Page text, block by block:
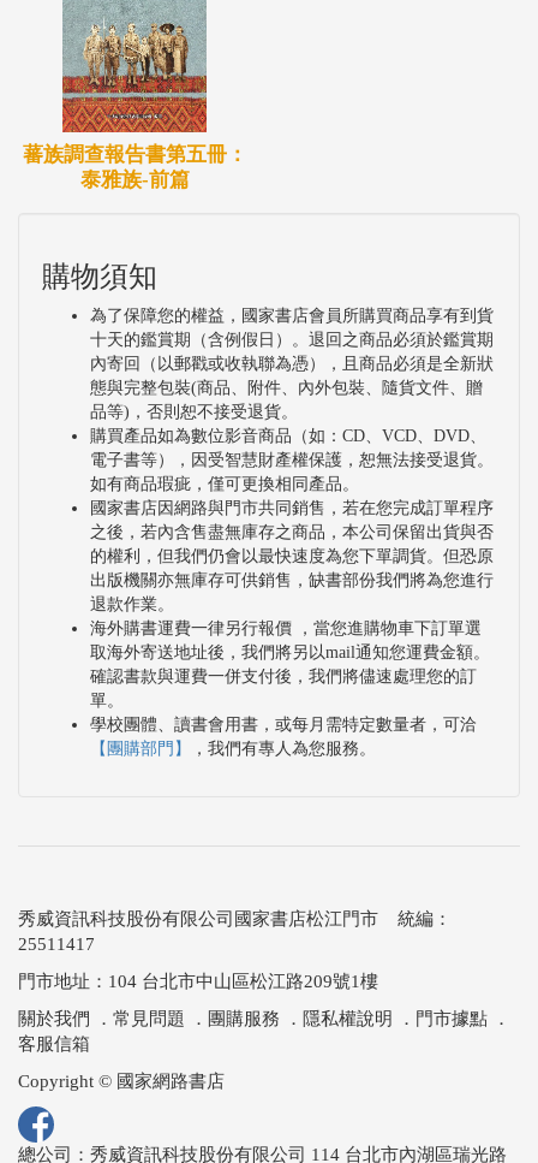
蕃族調查報告書第五冊：
泰雅族-前篇
購物須知
為了保障您的權益，國家書店會員所購買商品享有到貨
十天的鑑賞期（含例假日）。退回之商品必須於鑑賞期
內寄回（以郵戳或收執聯為憑），且商品必須是全新狀
態與完整包裝(商品、附件、內外包裝、隨貨文件、贈
品等)，否則恕不接受退貨。
購買產品如為數位影音商品（如：CD、VCD、DVD、
電子書等），因受智慧財產權保護，恕無法接受退貨。
如有商品瑕疵，僅可更換相同產品。
國家書店因網路與門市共同銷售，若在您完成訂單程序
之後，若內含售盡無庫存之商品，本公司保留出貨與否
的權利，但我們仍會以最快速度為您下單調貨。但恐原
出版機關亦無庫存可供銷售，缺書部份我們將為您進行
退款作業。
海外購書運費一律另行報價 ，當您進購物車下訂單選
取海外寄送地址後，我們將另以mail通知您運費金額。
確認書款與運費一併支付後，我們將儘速處理您的訂
單。
學校團體、讀書會用書，或每月需特定數量者，可洽
【團購部門】
，我們有專人為您服務。
秀威資訊科技股份有限公司國家書店松江門市 統編：
25511417
門市地址：104 台北市中山區松江路209號1樓
關於我們
． 常見問題 ． 團購服務 ． 隱私權說明 ． 門市據點 ．
客服信箱
Copyright © 國家網路書店
總公司：秀威資訊科技股份有限公司 114 台北市內湖區瑞光路